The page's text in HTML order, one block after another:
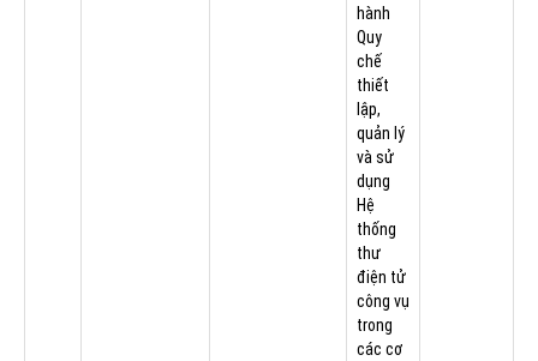
hành
Quy
chế
thiết
lập,
quản lý
và sử
dụng
Hệ
thống
thư
điện tử
công vụ
trong
các cơ